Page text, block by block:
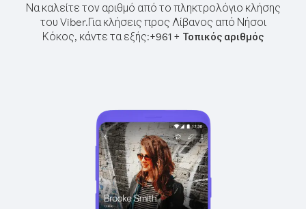
Να καλείτε τον αριθμό από το πληκτρολόγιο κλήσης
του Viber.Για κλήσεις προς Λίβανος από Νήσοι
Κόκος, κάντε τα εξής:+961 + Τοπικός αριθμός